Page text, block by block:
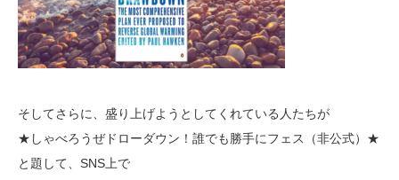
そしてさらに、盛り上げようとしてくれている人たちが
★しゃべろうぜドローダウン！誰でも勝手にフェス（非公式）★
と題して、SNS上で